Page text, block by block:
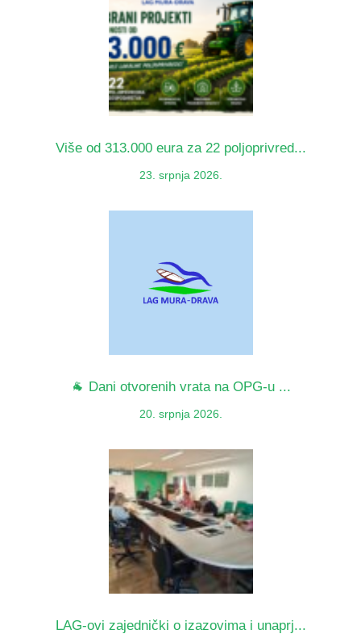
Više od 313.000 eura za 22 poljoprivred...
23. srpnja 2026.
🐐 Dani otvorenih vrata na OPG-u ...
20. srpnja 2026.
LAG-ovi zajednički o izazovima i unaprj...